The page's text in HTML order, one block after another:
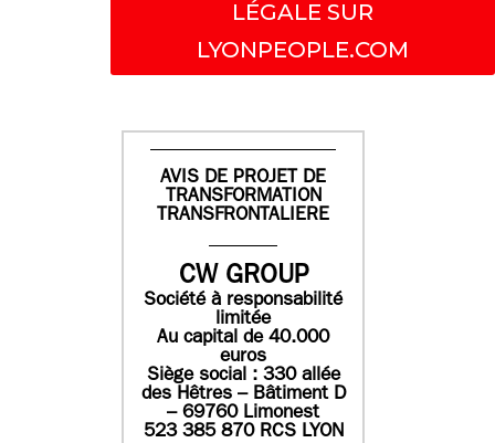
LÉGALE SUR
LYONPEOPLE.COM
AVIS DE PROJET DE
TRANSFORMATION
TRANSFRONTALIERE
CW GROUP
Société à responsabilité
limitée
Au capital de 40.000
euros
Siège social : 330 allée
des Hêtres – Bâtiment D
– 69760 Limonest
523 385 870 RCS LYON